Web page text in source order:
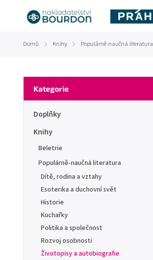
Domů / Knihy / Populárně-naučná literatura
Kategorie
Doplňky
Knihy
Beletrie
Populárně-naučná literatura
Dítě, rodina a vztahy
Esoterika a duchovní svět
Historie
Kuchařky
Politika a společnost
Rozvoj osobnosti
Životopisy a autobiografie